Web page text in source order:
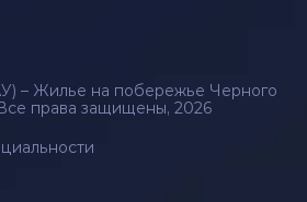
– Жилье на побережье Черного
права защищены, 2026